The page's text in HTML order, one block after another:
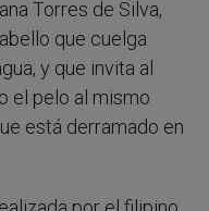
Torres de Silva,
que cuelga
y que invita al
el pelo al mismo
está derramado en